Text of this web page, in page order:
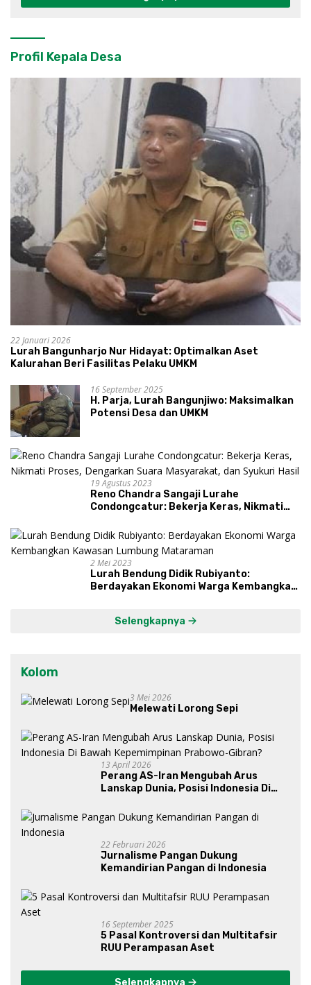
Profil Kepala Desa
22 Januari 2026
Lurah Bangunharjo Nur Hidayat: Optimalkan Aset
Kalurahan Beri Fasilitas Pelaku UMKM
16 September 2025
H. Parja, Lurah Bangunjiwo: Maksimalkan
Potensi Desa dan UMKM
19 Agustus 2023
Reno Chandra Sangaji Lurahe
Condongcatur: Bekerja Keras, Nikmati
dan Syukuri Hasil
2 Mei 2023
Lurah Bendung Didik Rubiyanto:
Berdayakan Ekonomi Warga Kembangkan
Selengkapnya
Kolom
3 Mei 2026
Melewati Lorong Sepi
13 April 2026
Perang AS-Iran Mengubah Arus
Lanskap Dunia, Posisi Indonesia Di
Gibran?
22 Februari 2026
Jurnalisme Pangan Dukung
Kemandirian Pangan di Indonesia
16 September 2025
5 Pasal Kontroversi dan Multitafsir
RUU Perampasan Aset